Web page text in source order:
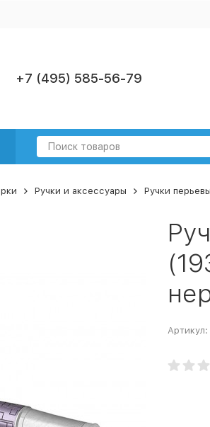
+7 (495) 585-56-79
Ручки и аксессуары Ручки
Артикул: